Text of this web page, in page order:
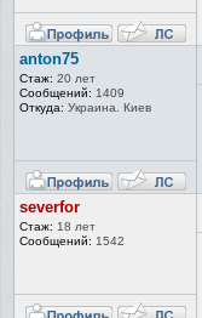
anton75
Стаж: 20 лет
Сообщений: 1409
Откуда: Украина. Киев
severfor
Стаж: 18 лет
Сообщений: 1542